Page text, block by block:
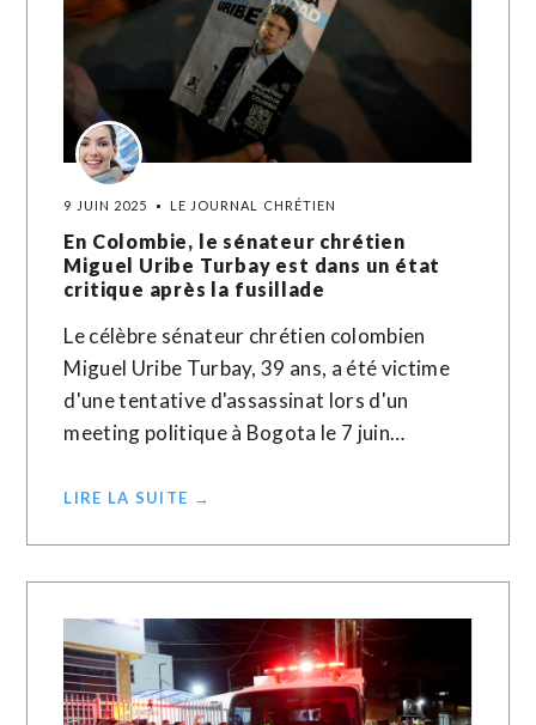
9 JUIN 2025 LE JOURNAL CHRÉTIEN
En Colombie, le sénateur chrétien
Miguel Uribe Turbay est dans un état
critique après la fusillade
Le célèbre sénateur chrétien colombien
Miguel Uribe Turbay, 39 ans, a été victime
d'une tentative d'assassinat lors d'un
meeting politique à Bogota le 7 juin…
LIRE LA SUITE →